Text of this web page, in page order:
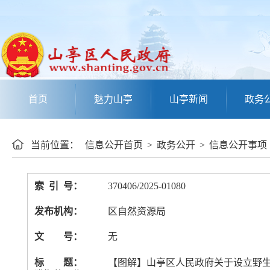
首页 魅力山亭 山亭新闻 政务
当前位置： 信息公开首页 > 政务公开 > 信息公开事项
索 引 号： 370406/2025-01080
发布机构： 区自然资源局
文 号： 无
标 题：
【图解】山亭区人民政府关于设立野